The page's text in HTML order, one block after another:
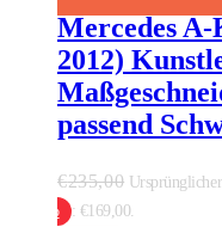
Mercedes A-
2012)
passend
€235,00
ist: €169,00.